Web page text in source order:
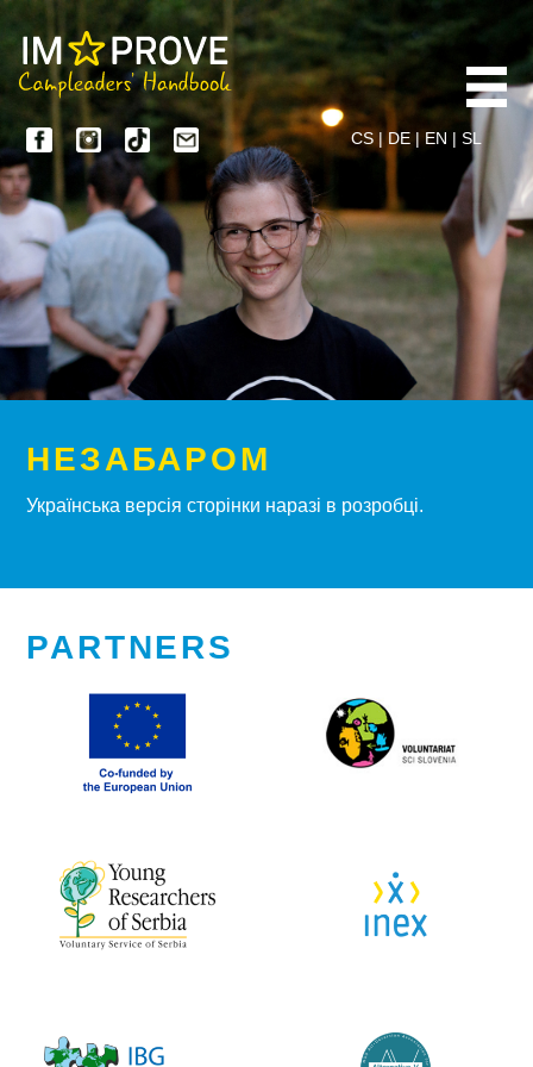
CS | DE | EN |SL
НЕЗАБАРОМ
Українська версія сторінки наразі в розробці.
PARTNERS